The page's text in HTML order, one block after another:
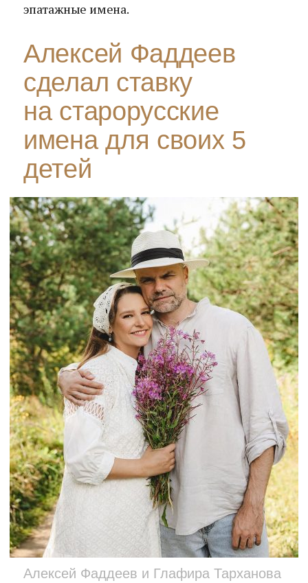
эпатажные имена.
Алексей Фаддеев
сделал ставку
на старорусские
имена для своих 5
детей
Алексей Фаддеев и Глафира Тарханова